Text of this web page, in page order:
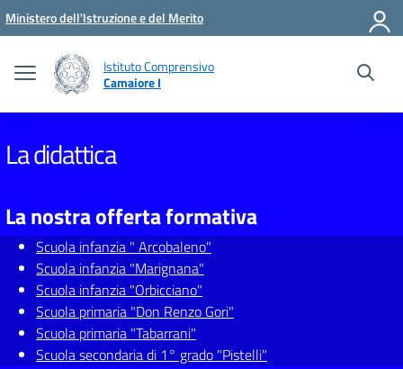
Vai ai contenuti
Vai al menu di navigazione
Vai al footer
Ministero dell'Istruzione e del Merito
Istituto Comprensivo
Camaiore I
La didattica
La nostra offerta formativa
Scuola infanzia " Arcobaleno"
Scuola infanzia "Marignana"
Scuola infanzia "Orbicciano"
Scuola primaria "Don Renzo Gori"
Scuola primaria "Tabarrani"
Scuola secondaria di 1° grado "Pistelli"